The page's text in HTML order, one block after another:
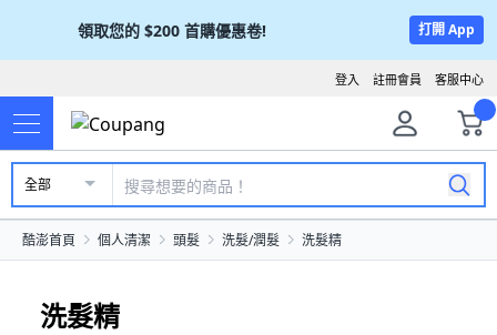
領取您的 $200 首購優惠卷! 打開 App
客服中心
註冊會員
登入
全部
酷澎首頁 個人清潔 頭髮 洗髮/潤髮 洗髮精
洗髮精